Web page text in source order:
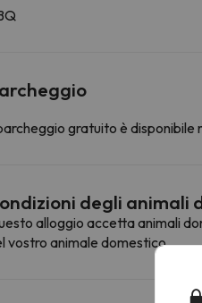
gratuito è
degli animali
alloggio accetta animali
vostro animale domestico.